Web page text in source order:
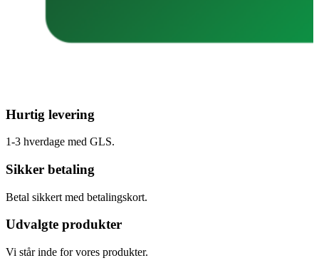
Hurtig levering
1-3 hverdage med GLS.
Sikker betaling
Betal sikkert med betalingskort.
Udvalgte produkter
Vi står inde for vores produkter.